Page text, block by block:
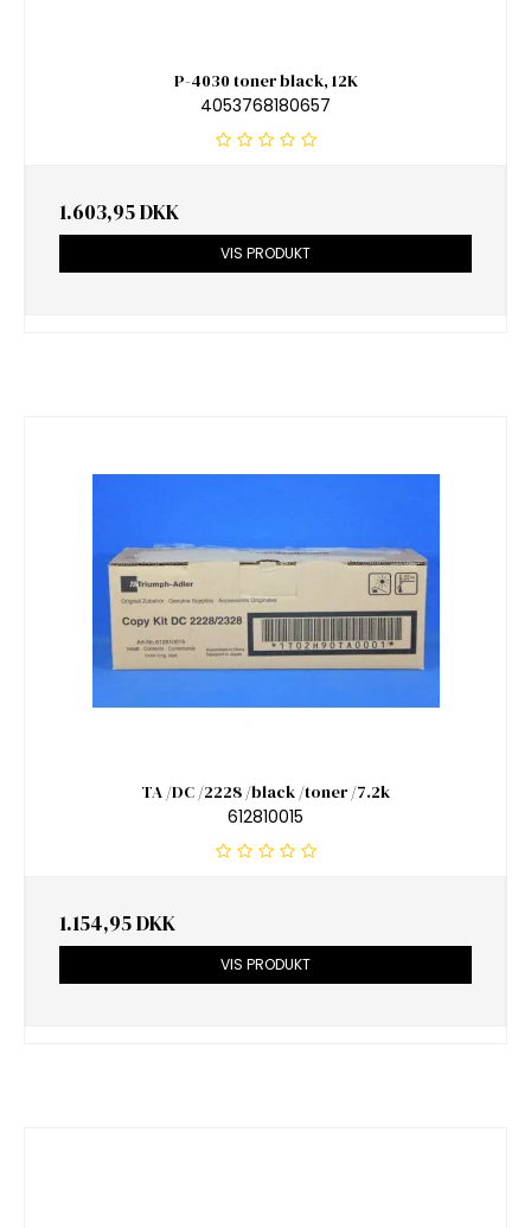
P-4030 toner black, 12K
4053768180657
1.603,95 DKK
VIS PRODUKT
TA /DC /2228 /black /toner /7.2k
612810015
1.154,95 DKK
VIS PRODUKT